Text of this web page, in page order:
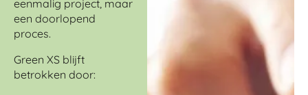
eenmalig project, maar
een doorlopend
proces.
Green XS blijft
betrokken door: